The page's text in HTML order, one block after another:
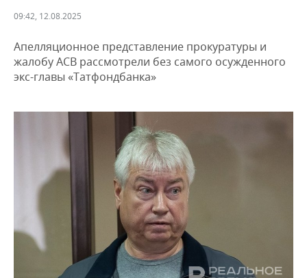
ДЕКЛАРАЦИИ О ДОХОДАХ
КОРОЛИ ГОСЗАКАЗА ПФО
КОМУ ПРИНАДЛЕЖАТ
ТОРГОВЫЕ ЦЕНТРЫ
ТАТАРСТАНА
НОВОСТИ ЭКОНОМИКИ
ФИНАНСЫ
БЮДЖЕТ
ИНВЕСТИЦИИ
ПРОМЫШЛЕННОСТЬ
НОВОСТИ
ПРОМЫШЛЕННОСТИ
АГРОПРОМ
МАШИНОСТРОЕНИЕ
НЕФТЕХИМИЯ
ОПК
ЭНЕРГЕТИКА
НЕДВИЖИМОСТЬ
НОВОСТИ АВТО
НОВОСТИ БИЗНЕСА
РОЗНИЧНАЯ ТОРГОВЛЯ
ТРАНСПОРТ
ТЕХНОЛОГИИ
НОВОСТИ ТЕХНОЛОГИЙ
IT
НОВОСТИ МЕРОПРИЯТИЙ
ВЫЕЗДНАЯ РЕДАКЦИЯ
СПОРТ
НОВОСТИ СПОРТА
ОБЩЕСТВО
09:42, 12.08.2025
Апелляционное представление прокуратуры и
жалобу АСВ рассмотрели без самого осужденного
экс-главы «Татфондбанка»